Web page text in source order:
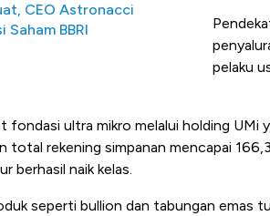
CEO Astronacci
Saham BBRI
pelaku
fondasi ultra mikro melalui holding UMi
total rekening simpanan mencapai
berhasil naik kelas.
seperti bullion dan tabungan emas